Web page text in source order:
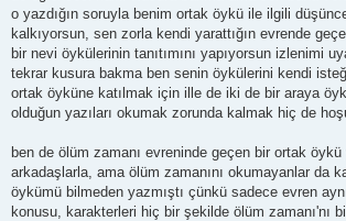
o yazdığın soruyla benim ortak öykü ile ilgili
kalkıyorsun, sen zorla kendi yarattığın evrende
bir nevi öykülerinin tanıtımını yapıyorsun izlenimi
tekrar kusura bakma ben senin öykülerini kendi
ortak öyküne katılmak için ille de iki de bir araya
olduğun yazıları okumak zorunda kalmak hiç de
ben de ölüm zamanı evreninde geçen bir ortak öykü
arkadaşlarla, ama ölüm zamanını okumayanlar da
öykümü bilmeden yazmıştı çünkü sadece evren
konusu, karakterleri hiç bir şekilde ölüm zamanı'nı